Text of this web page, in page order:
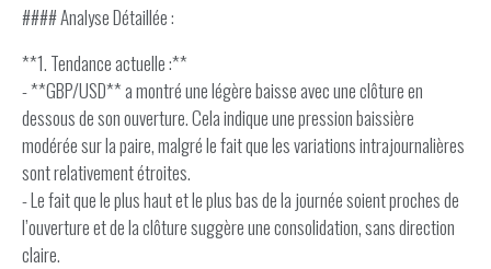
#### Analyse Détaillée :
**1. Tendance actuelle :**
- **GBP/USD** a montré une légère baisse avec une clôture en
dessous de son ouverture. Cela indique une pression baissière
modérée sur la paire, malgré le fait que les variations intrajournalières
sont relativement étroites.
- Le fait que le plus haut et le plus bas de la journée soient proches de
l’ouverture et de la clôture suggère une consolidation, sans direction
claire.